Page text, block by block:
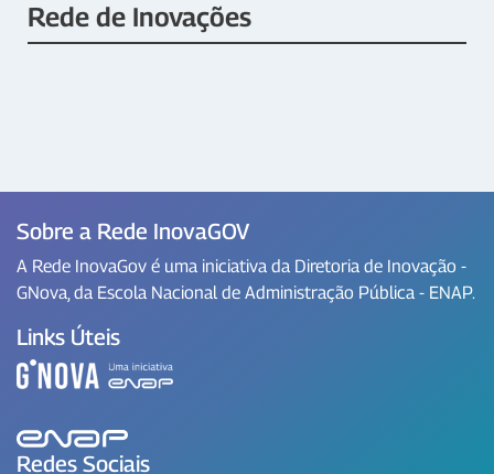
Rede de Inovações
Sobre a Rede InovaGOV
A Rede InovaGov é uma iniciativa da Diretoria de Inovação -
GNova, da Escola Nacional de Administração Pública - ENAP.
Links Úteis
Redes Sociais